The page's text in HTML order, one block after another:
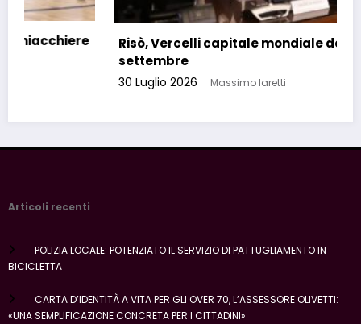
Risò, Vercelli capitale mondiale del riso a
Massimo Iaretti
Articoli recenti
POLIZIA LOCALE: POTENZIATO IL SERVIZIO DI PATTUGLIAMENTO IN
BICICLETTA
CARTA D’IDENTITÀ A VITA PER GLI OVER 70, L’ASSESSORE OLIVETTI:
«UNA SEMPLIFICAZIONE CONCRETA PER I CITTADINI»